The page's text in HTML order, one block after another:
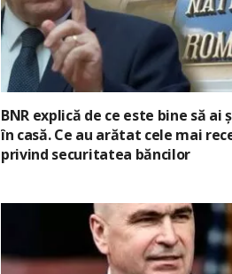
BNR explică de ce este bine să ai
în casă. Ce au arătat cele mai
privind securitatea băncilor